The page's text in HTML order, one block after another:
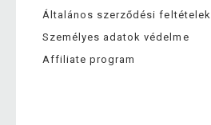
Általános szerződési feltételek
Személyes adatok védelme
Affiliate program